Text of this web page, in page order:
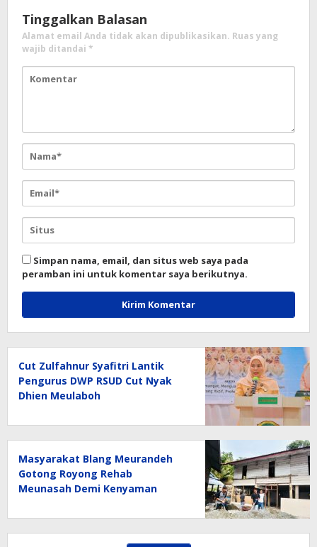
Tinggalkan Balasan
Alamat email Anda tidak akan dipublikasikan. Ruas yang
wajib ditandai *
Simpan nama, email, dan situs web saya pada
peramban ini untuk komentar saya berikutnya.
Cut Zulfahnur Syafitri Lantik
Pengurus DWP RSUD Cut Nyak
Dhien Meulaboh
Masyarakat Blang Meurandeh
Gotong Royong Rehab
Meunasah Demi Kenyaman